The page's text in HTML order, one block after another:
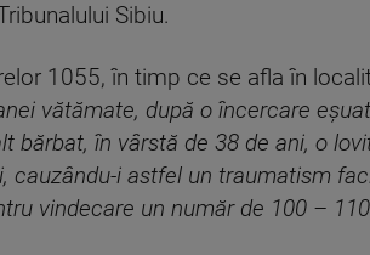
Sibiu.
1055, în timp ce se afla în
vătămate, după o încercare
bărbat, în vârstă de 38 de ani, o
cauzându-i astfel un traumatism
vindecare un număr de 100 –